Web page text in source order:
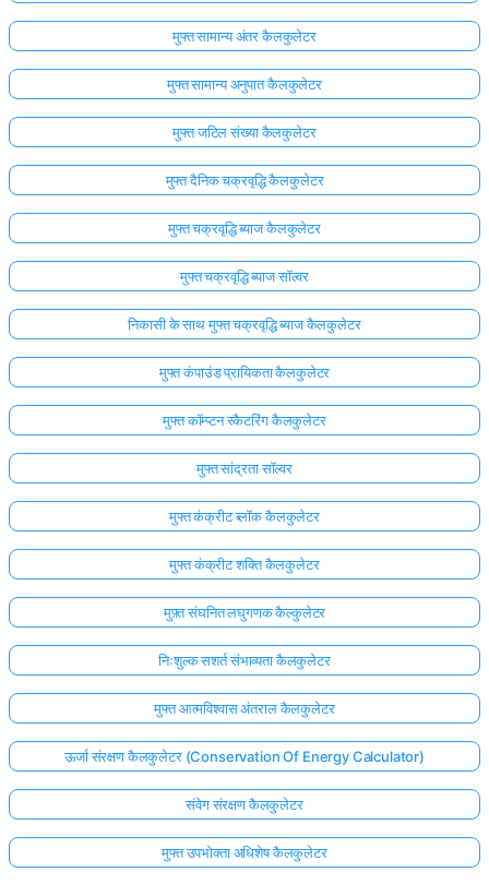
मुफ्त सामान्य अंतर कैलकुलेटर
मुफ्त सामान्य अनुपात कैलकुलेटर
मुफ्त जटिल संख्या कैलकुलेटर
मुफ्त दैनिक चक्रवृद्धि कैलकुलेटर
मुफ्त चक्रवृद्धि ब्याज कैलकुलेटर
मुफ्त चक्रवृद्धि ब्याज सॉल्वर
निकासी के साथ मुफ्त चक्रवृद्धि ब्याज कैलकुलेटर
मुफ्त कंपाउंड प्रायिकता कैलकुलेटर
मुफ्त कॉम्प्टन स्कैटरिंग कैलकुलेटर
मुफ्त सांद्रता सॉल्वर
मुफ्त कंक्रीट ब्लॉक कैलकुलेटर
मुफ्त कंक्रीट शक्ति कैलकुलेटर
मुफ़्त संघनित लघुगणक कैल्कुलेटर
निःशुल्क सशर्त संभाव्यता कैलकुलेटर
मुफ्त आत्मविश्वास अंतराल कैलकुलेटर
ऊर्जा संरक्षण कैलकुलेटर (Conservation Of Energy Calculator)
संवेग संरक्षण कैलकुलेटर
मुफ्त उपभोक्ता अधिशेष कैलकुलेटर